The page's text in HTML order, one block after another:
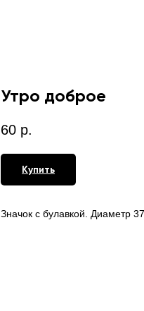
Утро доброе
60 р.
Купить
Значок с булавкой. Диаметр